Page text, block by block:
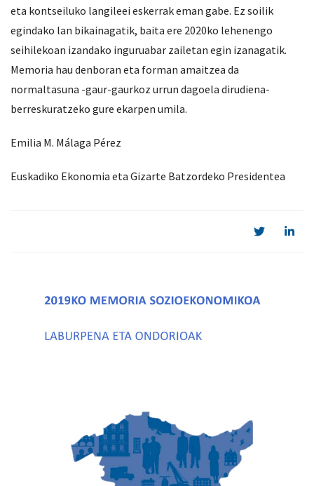
eta kontseiluko langileei eskerrak eman gabe. Ez soilik
egindako lan bikainagatik, baita ere 2020ko lehenengo
seihilekoan izandako inguruabar zailetan egin izanagatik.
Memoria hau denboran eta forman amaitzea da
normaltasuna -gaur-gaurkoz urrun dagoela dirudiena-
berreskuratzeko gure ekarpen umila.
Emilia M. Málaga Pérez
Euskadiko Ekonomia eta Gizarte Batzordeko Presidentea